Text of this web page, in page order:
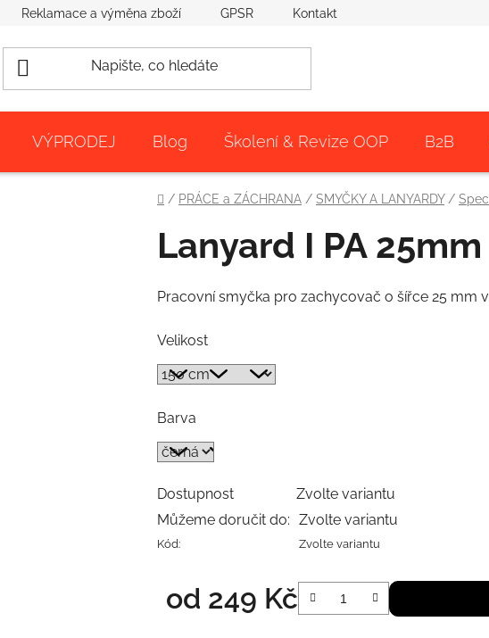
Reklamace a výměna zboží GPSR Kontakt
VÝPRODEJ Blog Školení & Revize OOP B2B
Domů
/ PRÁCE a ZÁCHRANA / SMYČKY A LANYARDY /
Lanyard I PA 25mm
Pracovní smyčka pro zachycovač o šířce 25 mm
Velikost
Barva
Dostupnost
Zvolte variantu
Můžeme doručit do: Zvolte variantu
Kód: Zvolte variantu
od 249 Kč